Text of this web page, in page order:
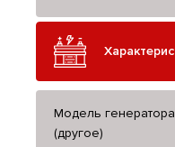
Модель генератора
(другое)